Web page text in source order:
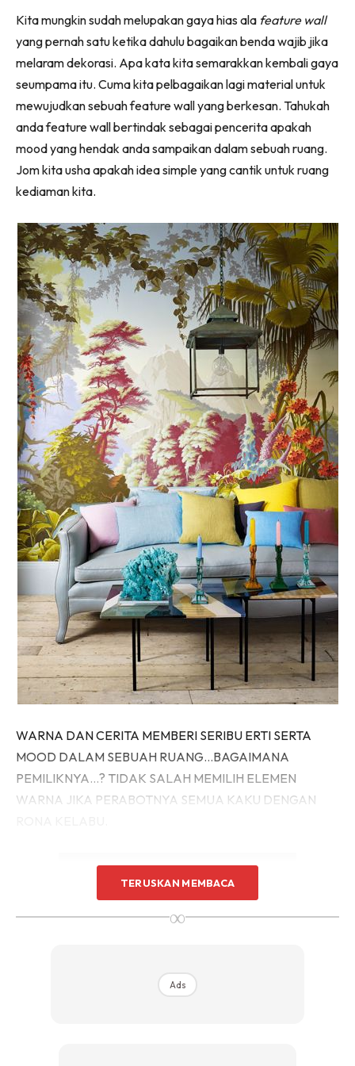
Ruang Tamu
Menarik Lagi
Casa Impiana
Impiana Makeover
High Rise
Landed
Video
Beli Di Mana
Buat Sendiri
Ilham Impiana
Ilham Impiana 360
Ilham Impiana Inspirasi Selebriti
Impiana TV
Casa Impiana
Impiana MakeOver
Lahar Dekor
Sembang Dekor
Sembang Laman
Tip Impiana
Tip Laman
Hub Ideaktiv
untuk kediaman anda.
Rahsia dari IMPIANA, download sekarang di
(Twitter)
Kita mungkin sudah melupakan gaya hias ala feature wall
yang pernah satu ketika dahulu bagaikan benda wajib jika
melaram dekorasi. Apa kata kita semarakkan kembali gaya
seumpama itu. Cuma kita pelbagaikan lagi material untuk
mewujudkan sebuah feature wall yang berkesan. Tahukah
anda feature wall bertindak sebagai pencerita apakah
mood yang hendak anda sampaikan dalam sebuah ruang.
Jom kita usha apakah idea simple yang cantik untuk ruang
kediaman kita.
WARNA DAN CERITA MEMBERI SERIBU ERTI SERTA
MOOD DALAM SEBUAH RUANG…BAGAIMANA
PEMILIKNYA…? TIDAK SALAH MEMILIH ELEMEN
WARNA JIKA PERABOTNYA SEMUA KAKU DENGAN
TERUSKAN MEMBACA
∞
Ads